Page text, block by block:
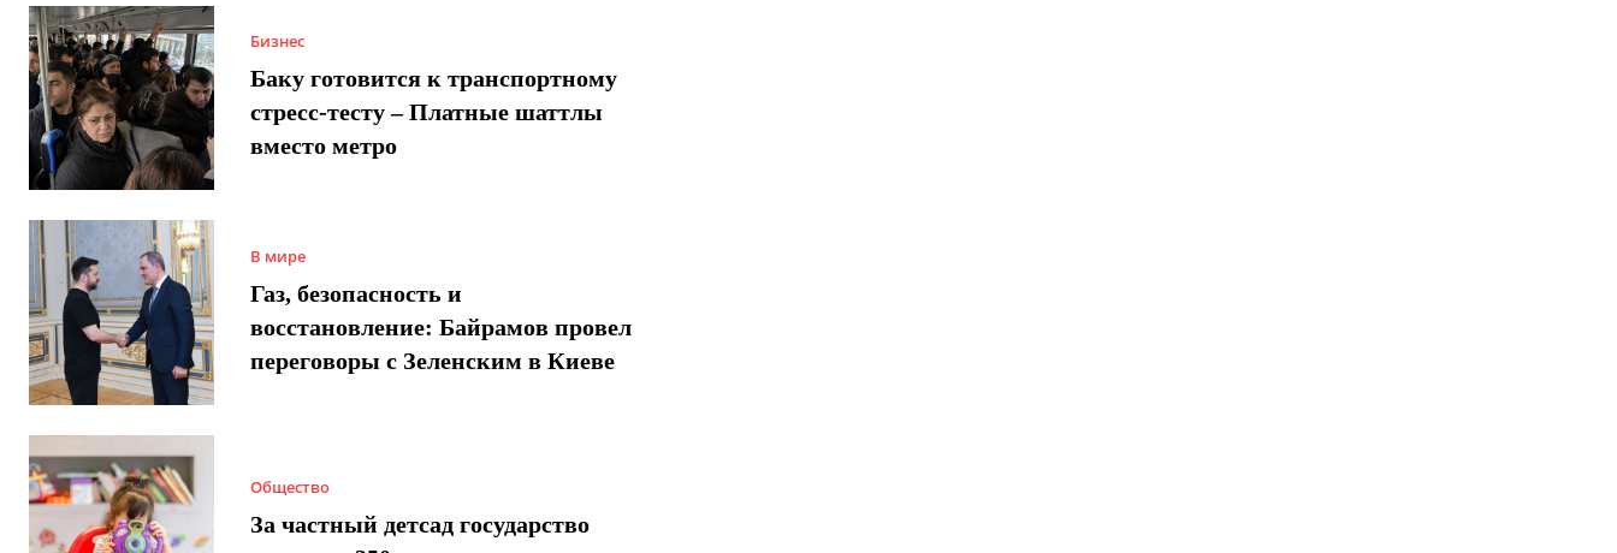
Бизнес
Баку готовится к транспортному
стресс-тесту – Платные шаттлы
вместо метро
В мире
Газ, безопасность и
восстановление: Байрамов провел
переговоры с Зеленским в Киеве
Общество
За частный детсад государство